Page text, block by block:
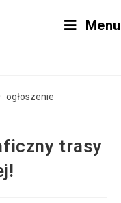
Menu
ogłoszenie
trasy